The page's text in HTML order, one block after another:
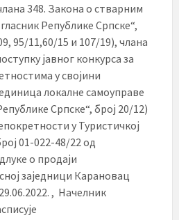
348. Закона о стварним
Републике Српске“,
95/11,60/15 и 107/19), члана
јавног конкурса за
у својини
локалне самоуправе
Српске“, број 20/12)
у Туристичкој
01-022-48/22 од
о продаји
заједници Карановац
, Начелник